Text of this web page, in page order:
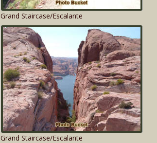
Grand Staircase/Escalante
Grand Staircase/Escalante